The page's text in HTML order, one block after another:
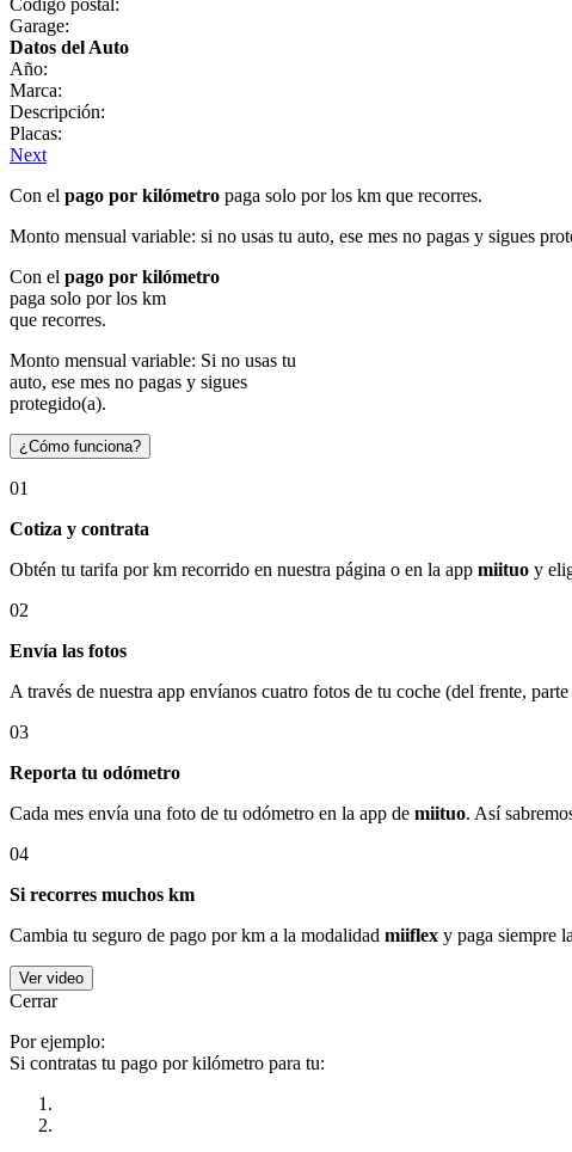
Garage:
Datos del Auto
Año:
Marca:
Descripción:
Placas:
Next
Con el pago por kilómetro paga solo por los km que recorres.
Monto mensual variable: si no usas tu auto, ese mes no pagas y sigues
Con el pago por kilómetro
paga solo por los km
que recorres.
Monto mensual variable: Si no usas tu
auto, ese mes no pagas y sigues
protegido(a).
¿Cómo funciona?
01
Cotiza y contrata
Obtén tu tarifa por km recorrido en nuestra página o en la app miituo y
02
Envía las fotos
A través de nuestra app envíanos cuatro fotos de tu coche (del frente,
03
Reporta tu odómetro
Cada mes envía una foto de tu odómetro en la app de miituo. Así
04
Si recorres muchos km
Cambia tu seguro de pago por km a la modalidad miiflex y paga siempre
Ver video
Cerrar
Por ejemplo:
Si contratas tu pago por kilómetro para tu: